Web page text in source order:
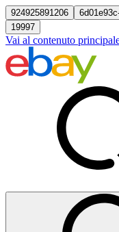
924925891206
19997
Vai al contenuto